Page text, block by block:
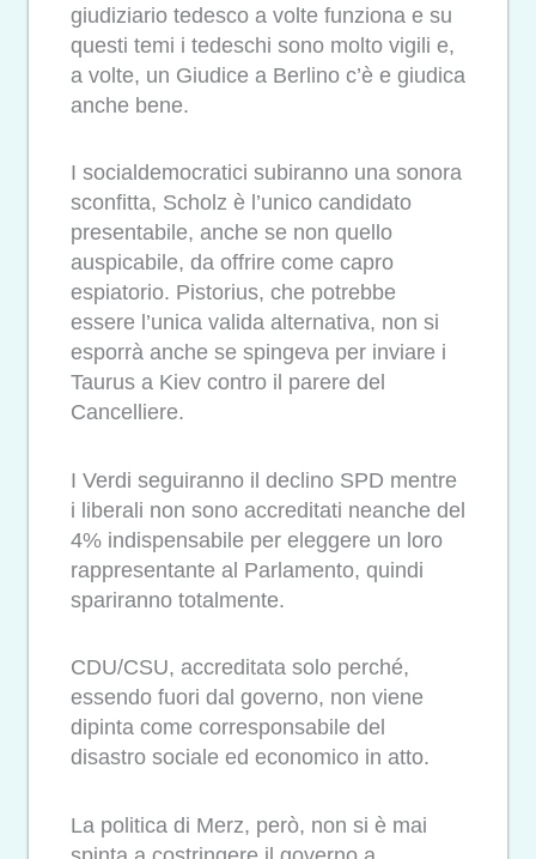
giudiziario tedesco a volte funziona e su
questi temi i tedeschi sono molto vigili e,
a volte, un Giudice a Berlino c’è e giudica
anche bene.
I socialdemocratici subiranno una sonora
sconfitta, Scholz è l’unico candidato
presentabile, anche se non quello
auspicabile, da offrire come capro
espiatorio. Pistorius, che potrebbe
essere l’unica valida alternativa, non si
esporrà anche se spingeva per inviare i
Taurus a Kiev contro il parere del
Cancelliere.
I Verdi seguiranno il declino SPD mentre
i liberali non sono accreditati neanche del
4% indispensabile per eleggere un loro
rappresentante al Parlamento, quindi
spariranno totalmente.
CDU/CSU, accreditata solo perché,
essendo fuori dal governo, non viene
dipinta come corresponsabile del
disastro sociale ed economico in atto.
La politica di Merz, però, non si è mai